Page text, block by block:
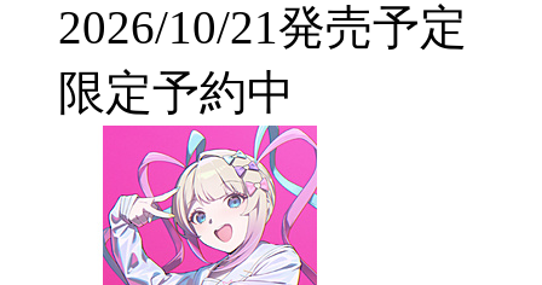
2026/10/21発売予定
限定予約中